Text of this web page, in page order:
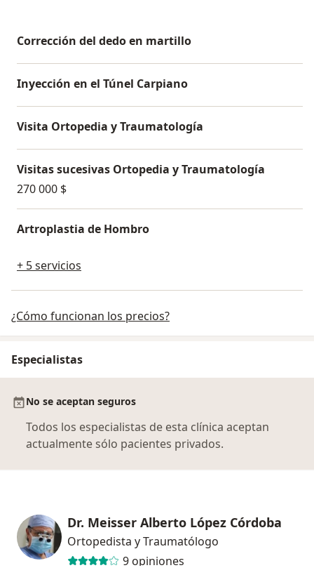
Corrección del dedo en martillo
Inyección en el Túnel Carpiano
Visita Ortopedia y Traumatología
Visitas sucesivas Ortopedia y Traumatología
270 000 $
Artroplastia de Hombro
+ 5 servicios
¿Cómo funcionan los precios?
Especialistas
No se aceptan seguros
Todos los especialistas de esta clínica aceptan
actualmente sólo pacientes privados.
Dr. Meisser Alberto López Córdoba
Ortopedista y Traumatólogo
9 opiniones